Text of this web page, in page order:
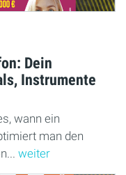
Dein
Instrumente
wann ein
man den
weiter